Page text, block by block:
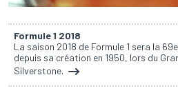
Formule 1 2018
La saison 2018 de Formule 1 sera la
depuis sa création en 1950, lors du
Silverstone.